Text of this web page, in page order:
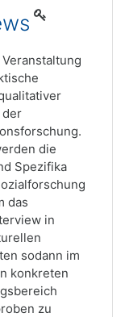
der
die
Spezifika
das
in
sodann im
konkreten
zu